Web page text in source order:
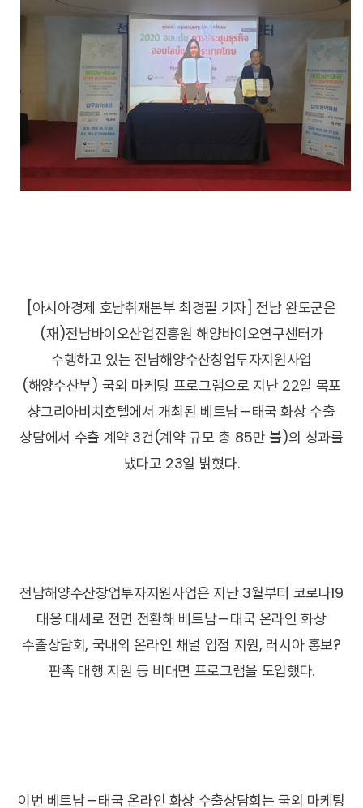
[아시아경제 호남취재본부 최경필 기자] 전남 완도군은
(재)전남바이오산업진흥원 해양바이오연구센터가
수행하고 있는 전남해양수산창업투자지원사업
(해양수산부) 국외 마케팅 프로그램으로 지난 22일 목포
샹그리아비치호텔에서 개최된 베트남－태국 화상 수출
상담에서 수출 계약 3건(계약 규모 총 85만 불)의 성과를
냈다고 23일 밝혔다.
전남해양수산창업투자지원사업은 지난 3월부터 코로나19
대응 태세로 전면 전환해 베트남－태국 온라인 화상
수출상담회, 국내외 온라인 채널 입점 지원, 러시아 홍보?
판촉 대행 지원 등 비대면 프로그램을 도입했다.
이번 베트남－태국 온라인 화상 수출상담회는 국외 마케팅